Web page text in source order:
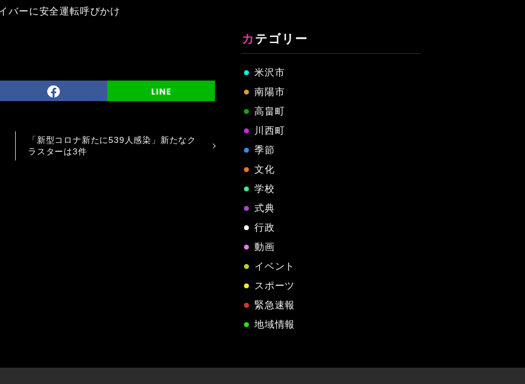
バーに安全運転呼びかけ
「新型コロナ新たに539人感染」新たなク
ラスターは3件
カテゴリー
米沢市
南陽市
高畠町
川西町
季節
文化
学校
式典
行政
動画
イベント
スポーツ
緊急速報
地域情報